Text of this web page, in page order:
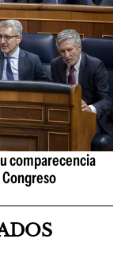
comparecencia